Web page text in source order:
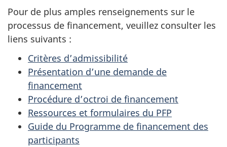
Pour de plus amples renseignements sur le
processus de financement, veuillez consulter les
liens suivants :
Critères d’admissibilité
Présentation d’une demande de
financement
Procédure d’octroi de financement
Ressources et formulaires du PFP
Guide du Programme de financement des
participants